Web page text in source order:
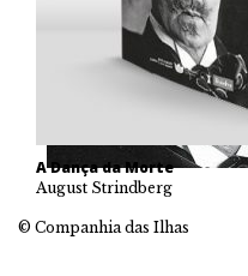
A Dança da Morte
August Strindberg
© Companhia das Ilhas